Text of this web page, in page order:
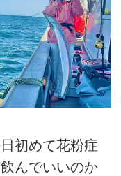
初めて花粉症
んでいいのか